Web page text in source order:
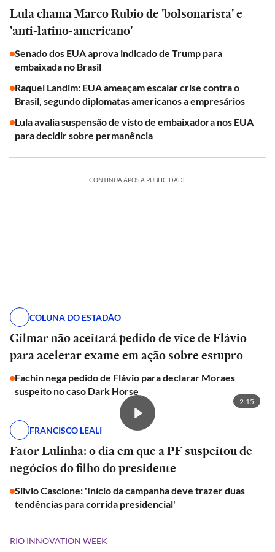
Lula chama Marco Rubio de 'bolsonarista' e
'anti-latino-americano'
Senado dos EUA aprova indicado de Trump para
embaixada no Brasil
Raquel Landim: EUA ameaçam escalar crise contra o
Brasil, segundo diplomatas americanos a empresários
Lula avalia suspensão de visto de embaixadora nos EUA
para decidir sobre permanência
CONTINUA APÓS A PUBLICIDADE
COLUNA DO ESTADÃO
Gilmar não aceitará pedido de vice de Flávio
para acelerar exame em ação sobre estupro
Fachin nega pedido de Flávio para declarar Moraes
suspeito no caso Dark Horse
2:15
FRANCISCO LEALI
Fator Lulinha: o dia em que a PF suspeitou de
negócios do filho do presidente
Silvio Cascione: 'Início da campanha deve trazer duas
tendências para corrida presidencial'
RIO INNOVATION WEEK